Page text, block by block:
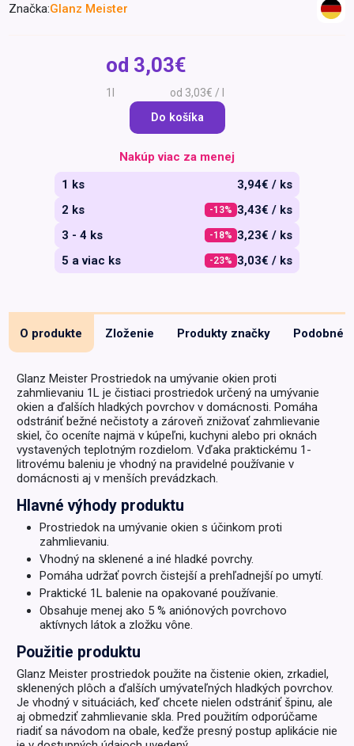
Drogéria a kozmetika
Domácnosť a kancelária
Domáci miláčikovia
Lekáreň
Značka:Glanz Meister
od 3,03€
1l od 3,03€ / l
Do košíka
Nakúp viac za menej
1 ks
3,94€ / ks
2 ks
-13% 3,43€ / ks
3 - 4 ks
-18% 3,23€ / ks
5 a viac ks
-23% 3,03€ / ks
O produkte Zloženie Produkty značky Podobné
Glanz Meister Prostriedok na umývanie okien proti
zahmlievaniu 1L je čistiaci prostriedok určený na umývanie
okien a ďalších hladkých povrchov v domácnosti. Pomáha
odstrániť bežné nečistoty a zároveň znižovať zahmlievanie
skiel, čo oceníte najmä v kúpeľni, kuchyni alebo pri oknách
vystavených teplotným rozdielom. Vďaka praktickému 1-
litrovému baleniu je vhodný na pravidelné používanie v
domácnosti aj v menších prevádzkach.
Hlavné výhody produktu
Prostriedok na umývanie okien s účinkom proti
zahmlievaniu.
Vhodný na sklenené a iné hladké povrchy.
Pomáha udržať povrch čistejší a prehľadnejší po umytí.
Praktické 1L balenie na opakované používanie.
Obsahuje menej ako 5 % aniónových povrchovo
aktívnych látok a zložku vône.
Použitie produktu
Glanz Meister prostriedok použite na čistenie okien, zrkadiel,
sklenených plôch a ďalších umývateľných hladkých povrchov.
Je vhodný v situáciách, keď chcete nielen odstrániť špinu, ale
aj obmedziť zahmlievanie skla. Pred použitím odporúčame
riadiť sa návodom na obale, keďže presný postup aplikácie nie